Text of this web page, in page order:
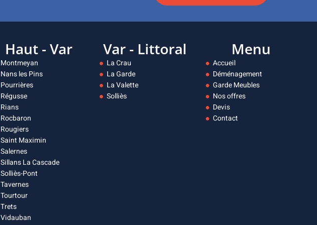
Haut - Var
Montmeyan
Nans les Pins
Pourrières
Régusse
Rians
Rocbaron
Rougiers
Saint Maximin
Salernes
Sillans La Cascade
Solliès-Pont
Tavernes
Tourtour
Trets
Vidauban
Var - Littoral
La Crau
La Garde
La Valette
Solliès
Menu
Accueil
Déménagement
Garde Meubles
Nos offres
Devis
Contact